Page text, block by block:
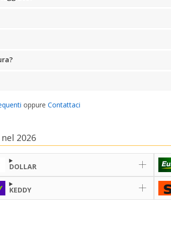
oppure Contattaci
2026
DOLLAR
KEDDY